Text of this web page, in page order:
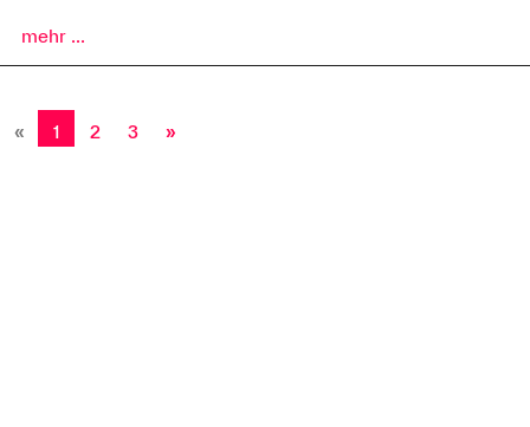
mehr ...
« 1 2 3 »